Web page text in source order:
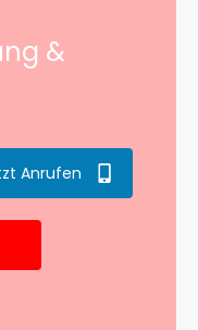
&
Anrufen